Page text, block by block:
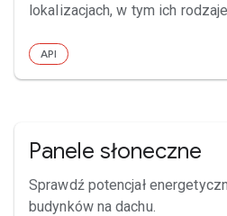
lokalizacjach, w tym ich
API
Panele słoneczne
Sprawdź potencjał
budynków na dachu.